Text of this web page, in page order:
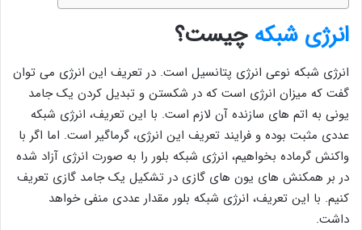
انرژی شبکه چیست؟
انرژی شبکه نوعی انرژی پتانسیل است. در تعریف این انرژی می توان
گفت که میزان انرژی است که در شکستن و تبدیل کردن یک جامد
یونی به اتم های سازنده آن لازم است. با این تعریف، انرژی شبکه
عددی مثبت بوده و فرایند تعریف این انرژی، گرماگیر است. اما اگر با
واکنش گرماده بخواهیم، انرژی شبکه بلور را به صورت انرژی آزاد شده
در بر همکنش های یون های گازی در تشکیل یک جامد گازی تعریف
کنیم. با این تعریف، انرژی شبکه بلور مقدار عددی منفی خواهد
داشت.